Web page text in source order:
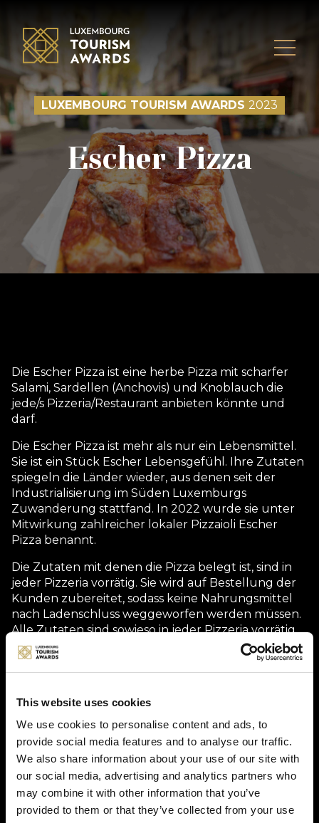
This website uses cookies
We use cookies to personalise content and ads, to
provide social media features and to analyse our traffic.
We also share information about your use of our site with
our social media, advertising and analytics partners who
may combine it with other information that you’ve
provided to them or that they’ve collected from your use
LUXEMBOURG TOURISM AWARDS 2023
Escher Pizza
Description
Die Escher Pizza ist eine herbe Pizza mit scharfer
Die Escher Pizza ist eine herbe Pizza mit scharfer
Salami, Sardellen (Anchovis) und Knoblauch die
jede/s Pizzeria/Restaurant anbieten könnte und
darf.
Die Escher Pizza ist mehr als nur ein Lebensmittel.
Sie ist ein Stück Escher Lebensgefühl. Ihre Zutaten
spiegeln die Länder wieder, aus denen seit der
Industrialisierung im Süden Luxemburgs
Zuwanderung stattfand. In 2022 wurde sie unter
Mitwirkung zahlreicher lokaler Pizzaioli Escher
Pizza benannt.
Die Zutaten mit denen die Pizza belegt ist, sind in
jeder Pizzeria vorrätig. Sie wird auf Bestellung der
Kunden zubereitet, sodass keine Nahrungsmittel
nach Ladenschluss weggeworfen werden müssen.
Alle Zutaten sind sowieso in jeder Pizzeria vorrätig.
Noch ehe die Pizza auf den Speisekarten
abgedruckt worden war, boten schon viele
Pandemie, in ihrem teils neugeschaffenen “online”
Lieferdienst.